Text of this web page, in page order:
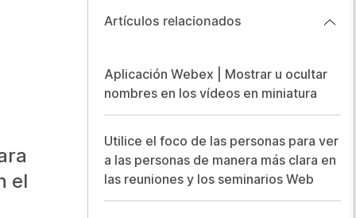
el
Artículos relacionados
Aplicación Webex | Mostrar u ocultar
nombres en los vídeos en miniatura
Utilice el foco de las personas para ver
a las personas de manera más clara en
las reuniones y los seminarios Web